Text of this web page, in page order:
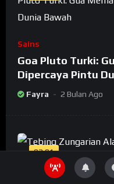
Sains
Goa Pluto Turki:
Dipercaya Pintu
Fayra 2 Bulan Ago
02:01